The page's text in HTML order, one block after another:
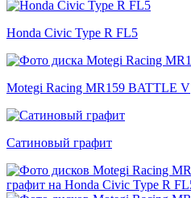
Honda Civic Type R FL5
Motegi Racing MR159 BATTLE V
Сатиновый графит